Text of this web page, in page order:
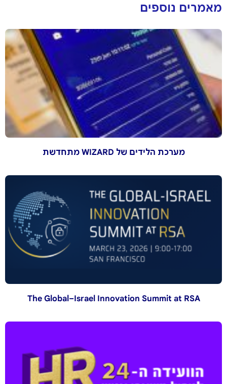
מאמרים נוספים
מערכת הלידים של WIZARD מתחדשת
The Global–Israel Innovation Summit at RSA